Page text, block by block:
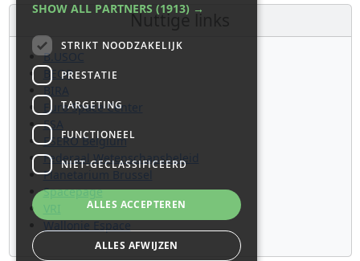
Nuttige links
B.USOC
BEOP
BIRA
Euro Space Center
ESA
ESERO Belgium
Federaal Wetenschapsbeleid
Planetarium Brussel
Spacepage
VRI
Wallonie Espace
SHOW ALL PARTNERS (1913) →
STRIKT NOODZAKELIJK
PRESTATIE
TARGETING
FUNCTIONEEL
NIET-GECLASSIFICEERD
ALLES ACCEPTEREN
ALLES AFWIJZEN